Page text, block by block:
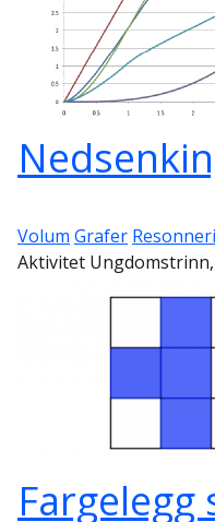
Volum Grafer
Aktivitet